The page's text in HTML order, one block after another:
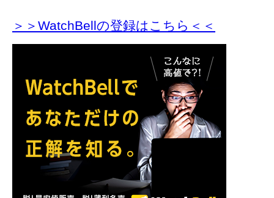
＞＞WatchBellの登録はこちら＜＜